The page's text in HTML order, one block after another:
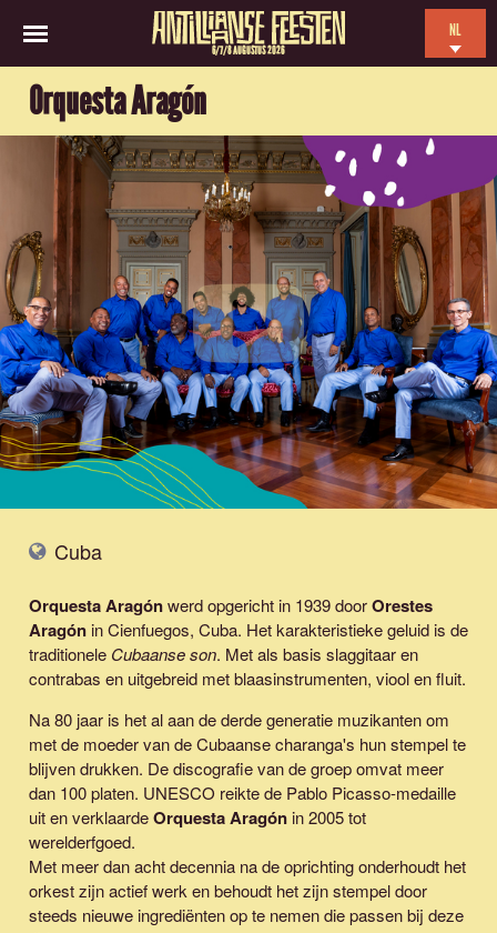
6/7/8 AUGUSTUS 2026
NL
Orquesta Aragón
Cuba
Orquesta Aragónwerd opgericht in 1939 doorOrestes
Aragón in Cienfuegos, Cuba. Het karakteristieke geluid is de
traditionele Cubaanse son. Met als basis slaggitaar en
contrabas en uitgebreid met blaasinstrumenten, viool en fluit.
Na 80 jaar is het al aan de derde generatie muzikanten om
met de moeder van de Cubaanse charanga's hun stempel te
blijven drukken. De discografie van de groep omvat meer
dan 100 platen. UNESCO reikte de Pablo Picasso-medaille
uit en verklaardeOrquesta Aragón in 2005 tot
werelderfgoed.
Met meer dan acht decennia na de oprichting onderhoudt het
orkest zijn actief werk en behoudt het zijn stempel door
steeds nieuwe ingrediënten op te nemen die passen bij deze